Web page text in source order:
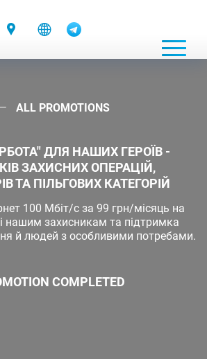
ALL PROMOTIONS
ДЛЯ НАШИХ ГЕРОЇВ -
ЗАХИСНИХ ОПЕРАЦІЙ,
ТА ПІЛЬГОВИХ КАТЕГОРІЙ
100 Мбіт/с за 99 грн/місяць на
нашим захисникам та підтримка
й людей з особливими потребами.
COMPLETED